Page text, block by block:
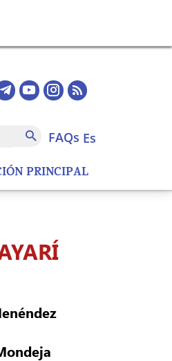
PRINCIPAL
home
FAQs
FAQs es